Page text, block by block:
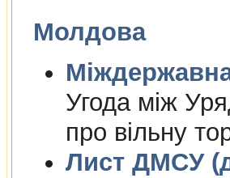
Молдова
Угода між
про вільну
Лист ДМСУ